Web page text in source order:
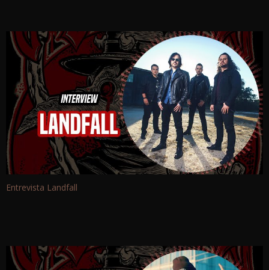
Entrevista Landfall